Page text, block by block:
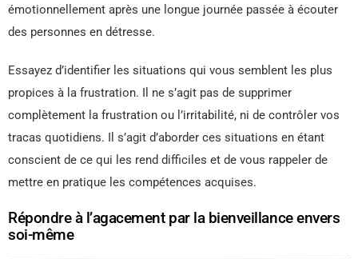
émotionnellement après une longue journée passée à écouter
des personnes en détresse.
Essayez d’identifier les situations qui vous semblent les plus
propices à la frustration. Il ne s’agit pas de supprimer
complètement la frustration ou l’irritabilité, ni de contrôler vos
tracas quotidiens. Il s’agit d’aborder ces situations en étant
conscient de ce qui les rend difficiles et de vous rappeler de
mettre en pratique les compétences acquises.
Répondre à l’agacement par la bienveillance envers
soi-même